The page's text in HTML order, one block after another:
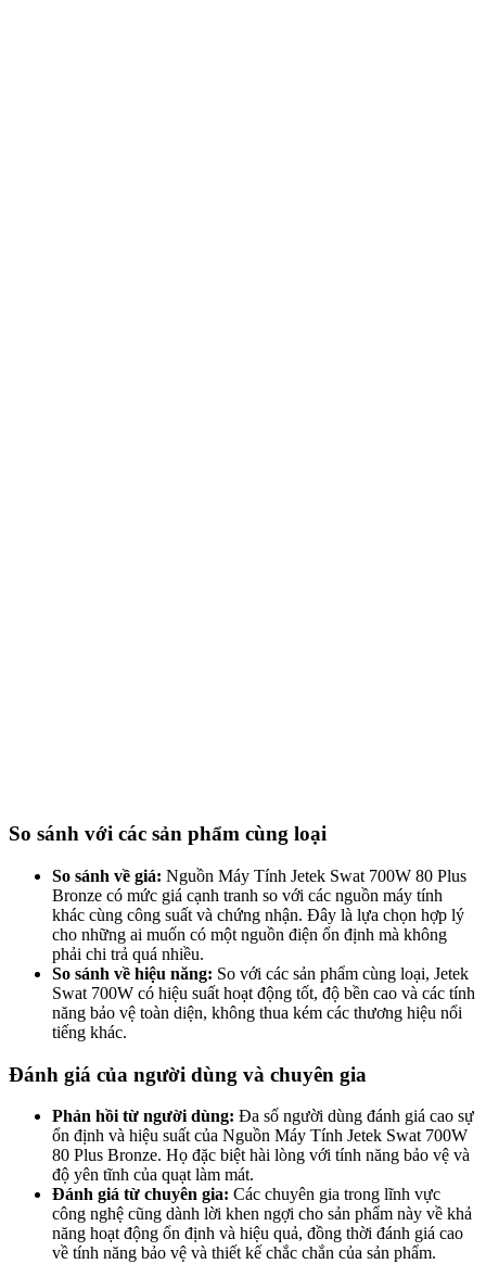
So sánh với các sản phẩm cùng loại
So sánh về giá: Nguồn Máy Tính Jetek Swat 700W 80 Plus
Bronze có mức giá cạnh tranh so với các nguồn máy tính
khác cùng công suất và chứng nhận. Đây là lựa chọn hợp lý
cho những ai muốn có một nguồn điện ổn định mà không
phải chi trả quá nhiều.
So sánh về hiệu năng: So với các sản phẩm cùng loại, Jetek
Swat 700W có hiệu suất hoạt động tốt, độ bền cao và các tính
năng bảo vệ toàn diện, không thua kém các thương hiệu nổi
tiếng khác.
Đánh giá của người dùng và chuyên gia
Phản hồi từ người dùng: Đa số người dùng đánh giá cao sự
ổn định và hiệu suất của Nguồn Máy Tính Jetek Swat 700W
80 Plus Bronze. Họ đặc biệt hài lòng với tính năng bảo vệ và
độ yên tĩnh của quạt làm mát.
Đánh giá từ chuyên gia: Các chuyên gia trong lĩnh vực
công nghệ cũng dành lời khen ngợi cho sản phẩm này về khả
năng hoạt động ổn định và hiệu quả, đồng thời đánh giá cao
về tính năng bảo vệ và thiết kế chắc chắn của sản phẩm.